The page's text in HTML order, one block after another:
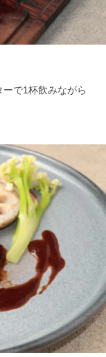
で1杯飲みながら